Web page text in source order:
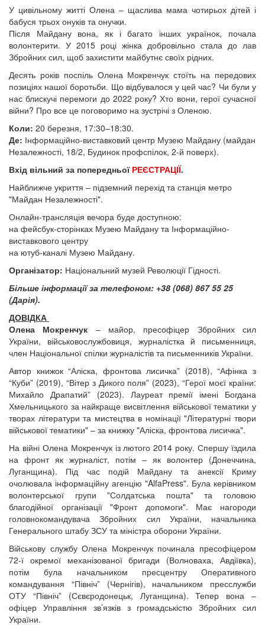
У цивільному житті Олена – щаслива мама чотирьох дітей і
бабуся трьох онуків та онучки.
Після Майдану вона, як і багато інших українок, почала
волонтерити. У 2015 році жінка добровільно стала до лав
Збройних сил, щоб захистити майбутнє своїх рідних.
Десять років поспіль Олена Мокренчук стоїть на передових
позиціях нашої боротьби. Що відбувалося у цей час? Чи були у
нас блискучі перемоги до 2022 року? Хто вони, герої сучасної
війни? Про все це поговоримо на зустрічі з Оленою.
Коли: 20 березня, 17:30–18:30.
Де: Інформаційно-виставковий центр Музею Майдану (майдан
Незалежності, 18/2, Будинок профспілок, 2-й поверх).
Вхід вільний за попередньої РЕЄСТРАЦІЇ.
Найближче укриття – підземний перехід та станція метро
"Майдан Незалежності".
Онлайн-трансляція вечора буде доступною:
на фейсбук-сторінках Музею Майдану та Інформаційно-
виставкового центру
на ютуб-каналі Музею Майдану.
Організатор: Національний музей Революції Гідності.
Більше інформації за телефоном: +38 (068) 867 55 25
(Дарія).
ДОВІДКА
Олена Мокренчук – майор, пресофіцер Збройних сил
України, військовослужбовиця, журналістка й письменниця,
член Національної спілки журналістів та письменників України.
Автор книжок “Аліска, фронтова лисичка” (2018), “Афінка з
“Куби” (2019), “Вітер з Дикого поля” (2023), “Герої моєї країни:
Михайло Драпатий” (2023). Лауреат премії імені Богдана
Хмельницького за найкраще висвітлення військової тематики у
творах літератури та мистецтва в номінації "Літературні твори
військової тематики" – за книжку "Аліска, фронтова лисичка".
На війні Олена Мокренчук із лютого 2014 року. Спершу їздила
на фронт як журналіст, потім – як волонтер (Донеччина,
Луганщина). Під час подій Майдану та анексії Криму
очолювала інформаційну агенцію "AlfaPress". Була керівником
волонтерської групи "Солдатська пошта" та головою
благодійної організації "Фронт допомоги". Має нагороди
головнокомандувача Збройних сил України, начальника
Генерального штабу ЗСУ та міністра оборони України.
Військову службу Олена Мокренчук починала пресофіцером
72-ї окремої механізованої бригади (Волноваха, Авдіївка),
потім була начальником пресцентру Оперативного
командування “Північ” (Чернігів), начальником пресслужби
ОТУ “Північ” (Сєвєродонецьк, Луганщина). Тепер вона –
офіцер Управління зв’язків з громадськістю Збройних сил
України.